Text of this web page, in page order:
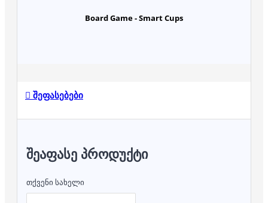
Board Game - Smart Cups
შეფასებები
ᲨᲔᲐᲤᲐᲡᲔ ᲞᲠᲝᲓᲣᲥᲢᲘ
თქვენი სახელი